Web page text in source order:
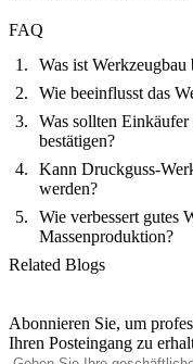
FAQ
Was ist
Wie beeinflusst das
Was sollten
bestätigen?
Kann Druckguss-
werden?
Wie verbessert gutes
Massenproduktion?
Related Blogs
Abonnieren Sie, um
Ihren Posteingang zu